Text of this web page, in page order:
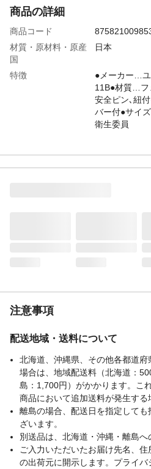
商品の詳細
商品コード
材質・原材料・原産
国
日本
特徴
●メーカー…
11B●材質…フ
安全ピン､紐
バー付●サイ
衛生委員
注意事項
配送地域・送料について
北海道、沖縄県、その他各都道
場合は、地域配送料（北海道：
島：1,700円）がかかります。こ
商品において追加送料が発生する
離島の場合、配送日を指定して
ざいます。
別送品は、北海道・沖縄・離島へ
ご入力いただいたお届け先名、
の出荷元に開示します。プライ